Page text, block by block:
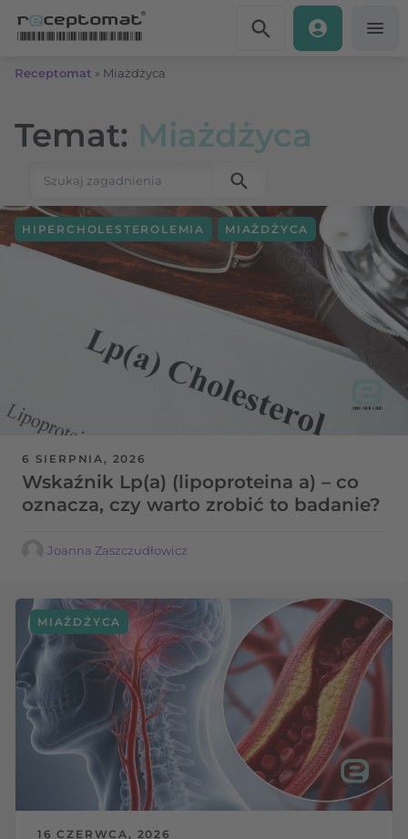
Receptomat » Miażdżyca
Temat: Miażdżyca
Szukaj:
6 SIERPNIA, 2026
Wskaźnik Lp(a) (lipoproteina a) – co
oznacza, czy warto zrobić to badanie?
HIPERCHOLESTEROLEMIA MIAŻDŻYCA
Joanna Zaszczudłowicz
16 CZERWCA, 2026
MIAŻDŻYCA